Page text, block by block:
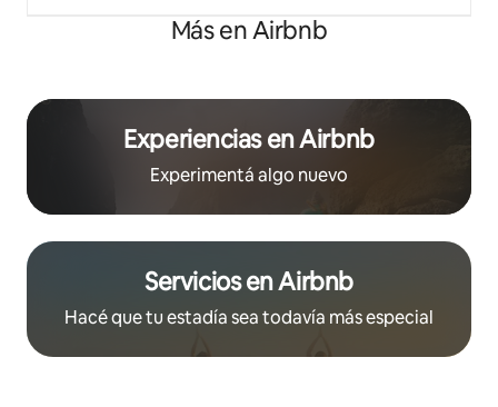
Más en Airbnb
Experiencias en Airbnb
Experimentá algo nuevo
Servicios en Airbnb
Hacé que tu estadía sea todavía más especial